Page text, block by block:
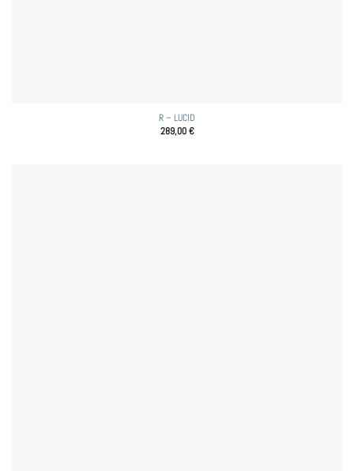
R – LUCID
289,00€